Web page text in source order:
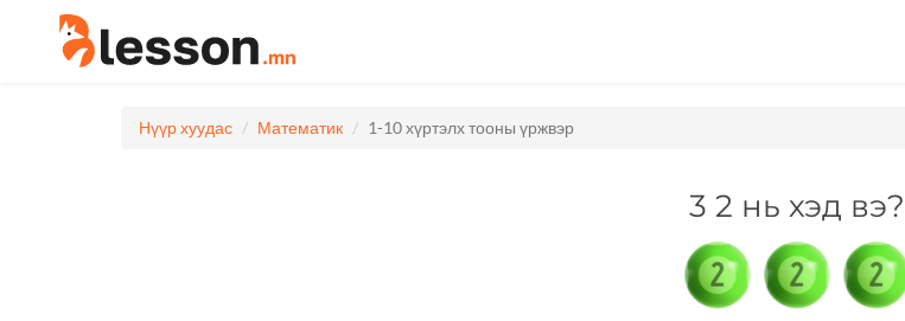
Нүүр хуудас Математик 1-10 хүртэлх тооны үржвэр
3 2 нь хэд вэ?